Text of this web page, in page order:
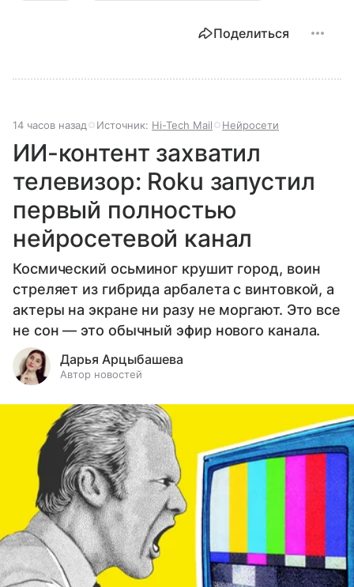
Поделиться
14 часов назад Источник: Hi-Tech Mail Нейросети
ИИ-контент захватил
телевизор: Roku запустил
первый полностью
нейросетевой канал
Космический осьминог крушит город, воин
стреляет из гибрида арбалета с винтовкой, а
актеры на экране ни разу не моргают. Это все
не сон — это обычный эфир нового канала.
Дарья Арцыбашева
Автор новостей